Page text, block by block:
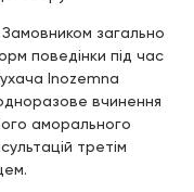
загально
поведінки під час
Inozemna
вчинення
аморального
третім